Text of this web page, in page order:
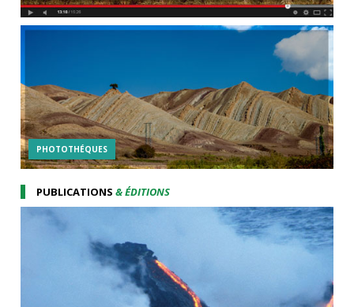
PHOTOTHÉQUES
PUBLICATIONS& ÉDITIONS